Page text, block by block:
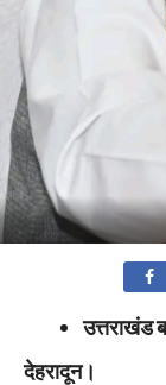
उत्तराखंड
देहरादून।